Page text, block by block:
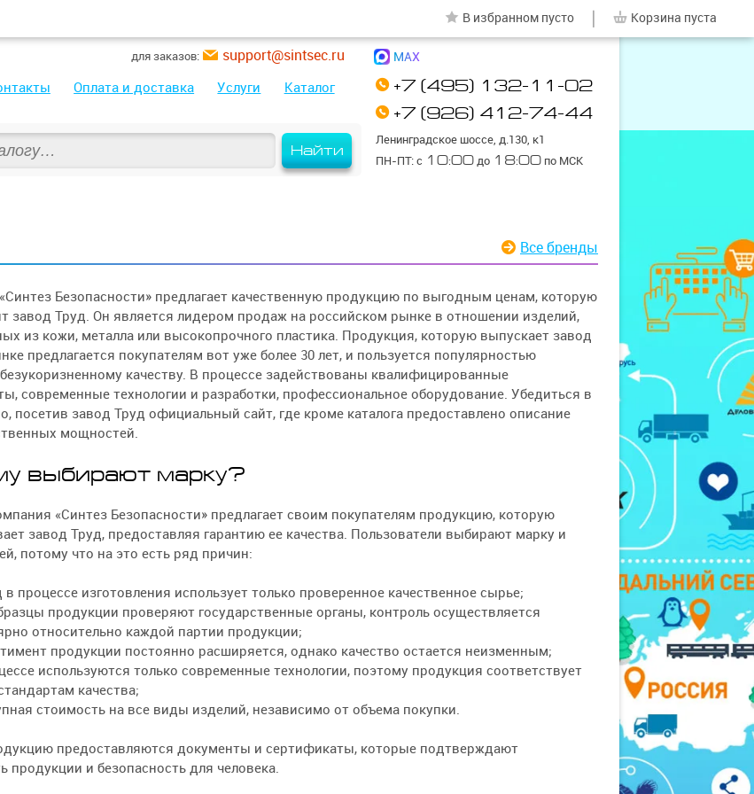
Найти
Оплата и доставка Услуги Каталог
+7 (495) 132-11-02
+7 (926) 412-74-44
Ленинградское шоссе, д.130, к1
ПН-ПТ: с 10:00 до 18:00 по МСК
для заказов: support@sintsec.ru MAX
В избранном пусто Корзина пуста
Все бренды
Безопасности» предлагает качественную продукцию по выгодным ценам, которую
завод Труд. Он является лидером продаж на российском рынке в отношении изделий,
из кожи, металла или высокопрочного пластика. Продукция, которую выпускает завод
предлагается покупателям вот уже более 30 лет, и пользуется популярностью
качеству. В процессе задействованы квалифицированные
современные технологии и разработки, профессиональное оборудование. Убедиться в
посетив завод Труд официальный сайт, где кроме каталога предоставлено описание
мощностей.
выбирают марку?
«Синтез Безопасности» предлагает своим покупателям продукцию, которую
завод Труд, предоставляя гарантию ее качества. Пользователи выбирают марку и
потому что на это есть ряд причин:
в процессе изготовления использует только проверенное качественное сырье;
продукции проверяют государственные органы, контроль осуществляется
относительно каждой партии продукции;
продукции постоянно расширяется, однако качество остается неизменным;
используются только современные технологии, поэтому продукция соответствует
качества;
стоимость на все виды изделий, независимо от объема покупки.
предоставляются документы и сертификаты, которые подтверждают
продукции и безопасность для человека.